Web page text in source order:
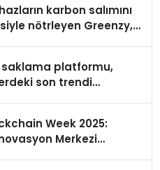
karbon salımını
nötrleyen Greenzy,
saklama platformu,
son trendi
Week 2025:
Merkezi